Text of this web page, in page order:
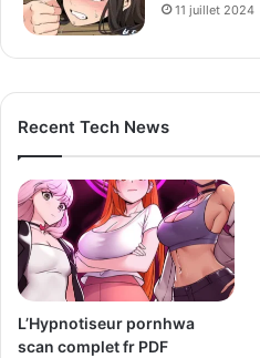
11 juillet 2024
Recent Tech News
L’Hypnotiseur pornhwa
scan complet fr PDF